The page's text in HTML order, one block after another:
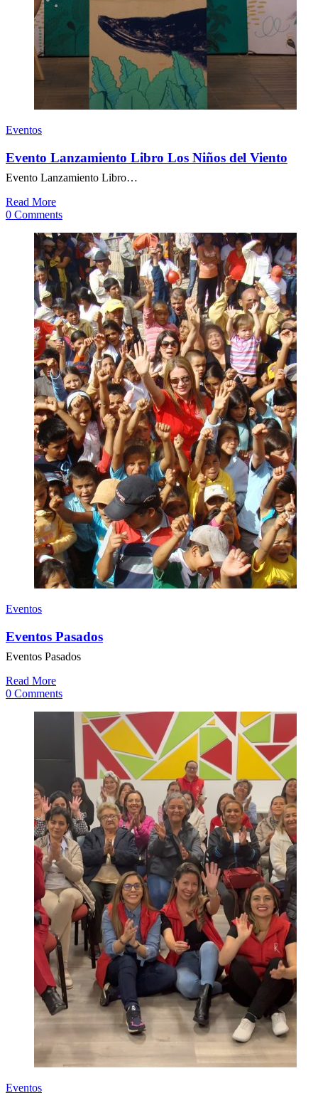
Eventos
Evento Lanzamiento Libro Los Niños del Viento
Evento Lanzamiento Libro…
Read More
0 Comments
Eventos
Eventos Pasados
Eventos Pasados
Read More
0 Comments
Eventos